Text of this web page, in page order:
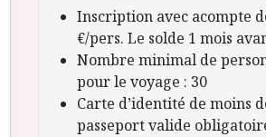
Inscription avec acompte
€/pers. Le solde 1 mois
Nombre minimal de
pour le voyage : 30
Carte d’identité de moins
passeport valide